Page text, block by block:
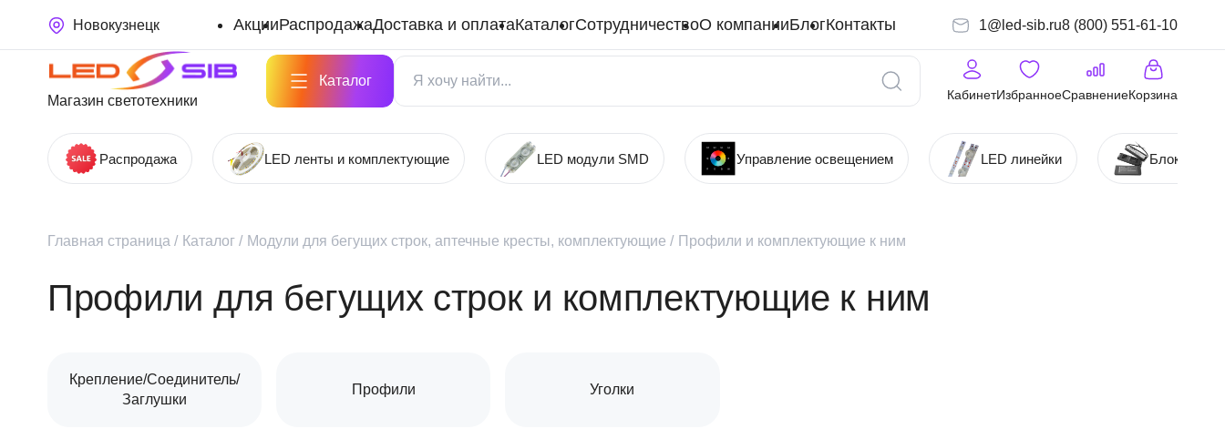
Новокузнецк АкцииРаспродажаДоставка и оплатаКаталогСотрудничествоО компанииБлогКонтакты 1@led-sib.ru8 (800) 551-61-10
Магазин светотехники
Каталог
КабинетИзбранноеСравнениеКорзина
Распродажа LED ленты и комплектующие LED модули SMD Управление освещением LED линейки Блоки
Главная страница / Каталог / Модули для бегущих строк, аптечные кресты, комплектующие / Профили и комплектующие к ним
Профили для бегущих строк и комплектующие к ним
Крепление/Соединитель/
Заглушки
Профили Уголки